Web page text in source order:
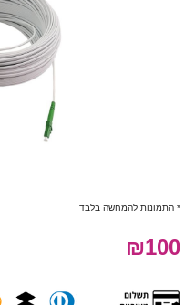
* התמונות להמחשה בלבד
₪100